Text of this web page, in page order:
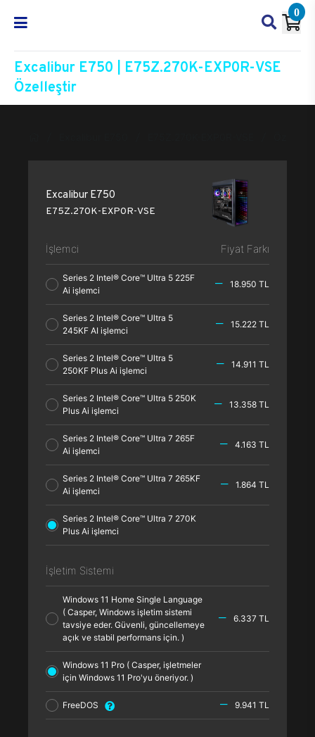
0
Excalibur E750 | E75Z.270K-EXP0R-VSE
Özelleştir
Excalibur E750
E75Z.270K-EXP0R-VSE
İşlemci Fiyat Farkı
Series 2 Intel® Core™ Ultra 5 225F
Ai işlemci
18.950 TL
Series 2 Intel® Core™ Ultra 5
245KF AI işlemci
15.222 TL
Series 2 Intel® Core™ Ultra 5
250KF Plus Ai işlemci
14.911 TL
Series 2 Intel® Core™ Ultra 5 250K
Plus Ai işlemci
13.358 TL
Series 2 Intel® Core™ Ultra 7 265F
Ai işlemci
4.163 TL
Series 2 Intel® Core™ Ultra 7 265KF
Ai işlemci
1.864 TL
Series 2 Intel® Core™ Ultra 7 270K
Plus Ai işlemci
İşletim Sistemi
Windows 11 Home Single Language
( Casper, Windows işletim sistemi
tavsiye eder. Güvenli, güncellemeye
açık ve stabil performans için. )
6.337 TL
Windows 11 Pro ( Casper, işletmeler
için Windows 11 Pro'yu öneriyor. )
FreeDOS 9.941 TL